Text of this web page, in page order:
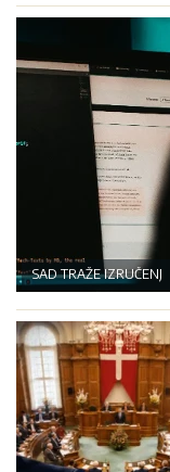
SAD TRAŽE IZRUČENJE